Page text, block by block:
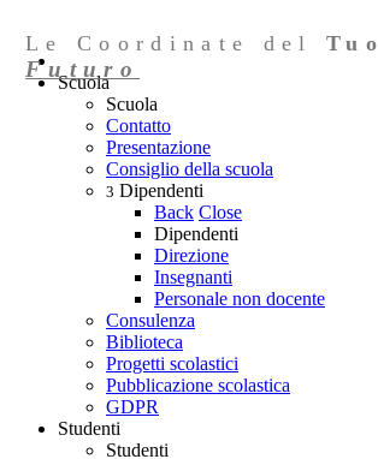
Le Coordinate delTuo
Futuro
Scuola
Scuola
Contatto
Presentazione
Consiglio della scuola
3 Dipendenti
Back Close
Dipendenti
Direzione
Insegnanti
Personale non docente
Consulenza
Biblioteca
Progetti scolastici
Pubblicazione scolastica
GDPR
Studenti
Studenti